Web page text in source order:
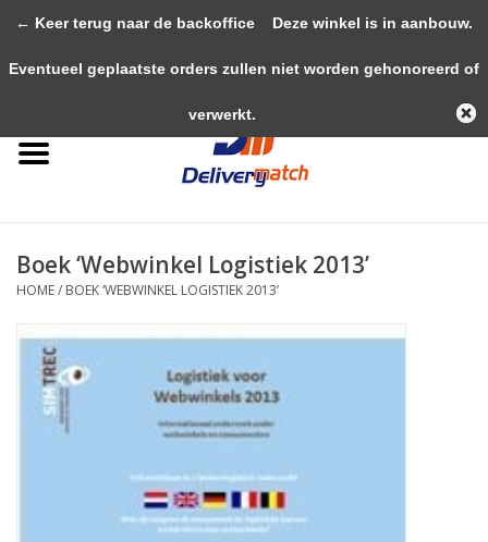
0 Artikelen - €0,00
Computers
Meubels
Boeken
Boek ‘Webwinkel Logistiek 2013’
HOME/ BOEK ‘WEBWINKEL LOGISTIEK 2013’
← Keer terug naar de backoffice Deze winkel is in aanbouw.
Eventueel geplaatste orders zullen niet worden gehonoreerd of
verwerkt.